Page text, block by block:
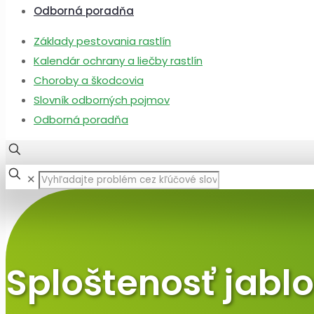
Odborná poradňa
Základy pestovania rastlín
Kalendár ochrany a liečby rastlín
Choroby a škodcovia
Slovník odborných pojmov
Odborná poradňa
✕
Sploštenosť